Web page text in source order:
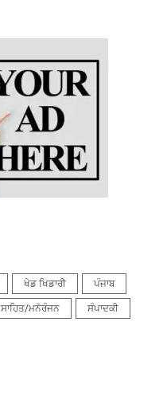
ਖੇਡ ਖਿਡਾਰੀ ਪੰਜਾਬ
ਸਾਹਿਤ/ਮਨੋਰੰਜਨ ਸੰਪਾਦਕੀ